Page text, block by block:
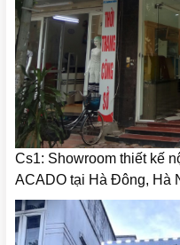
Cs1: Showroom thiết kế
ACADO tại Hà Đông, Hà